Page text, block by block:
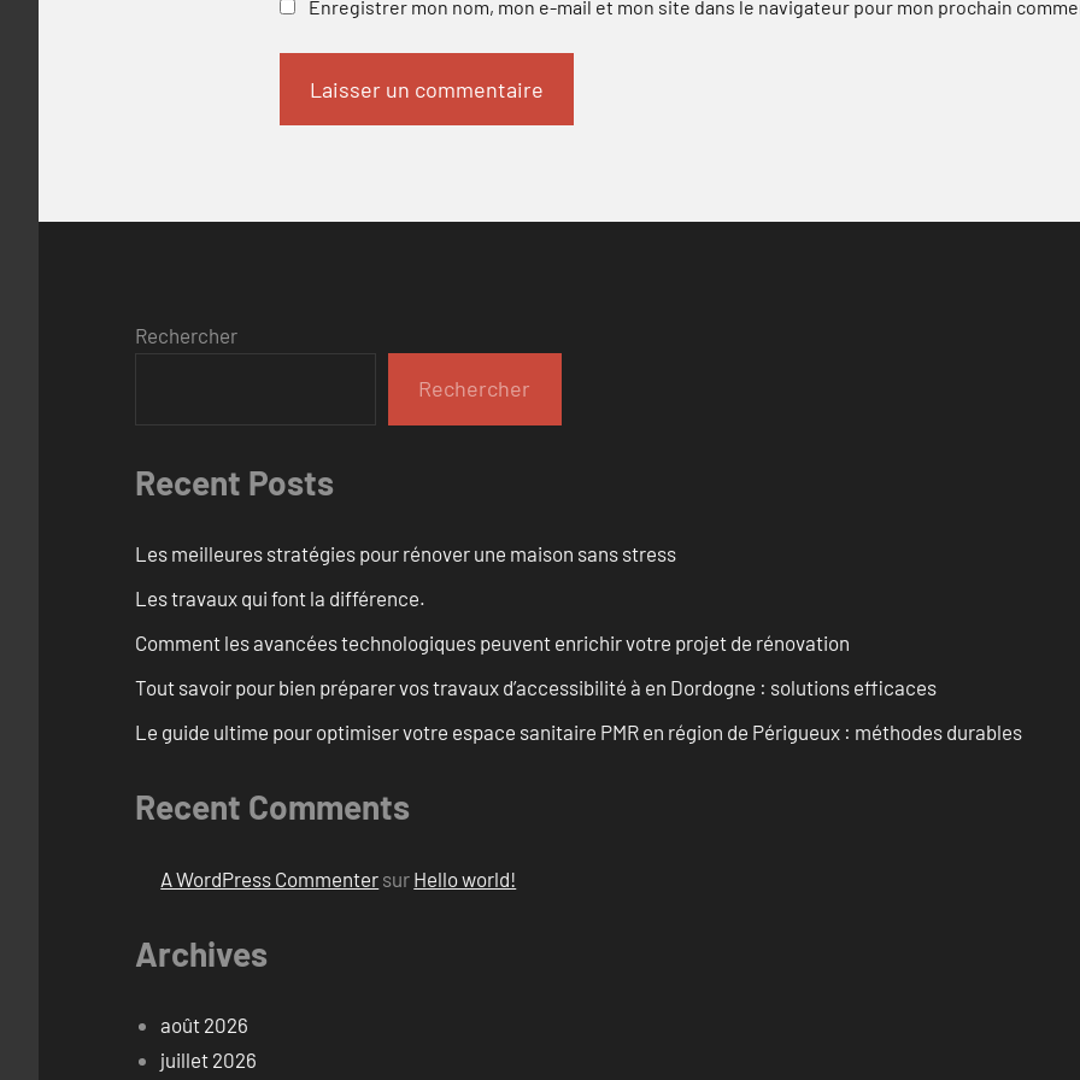
Enregistrer mon nom, mon e-mail et mon site dans le navigateur pour mon prochain
Rechercher
Rechercher
Recent Posts
Les meilleures stratégies pour rénover une maison sans stress
Les travaux qui font la différence.
Comment les avancées technologiques peuvent enrichir votre projet de rénovation
Tout savoir pour bien préparer vos travaux d’accessibilité à en Dordogne : solutions efficaces
Le guide ultime pour optimiser votre espace sanitaire PMR en région de Périgueux : méthodes durables
Recent Comments
A WordPress Commenter sur Hello world!
Archives
août 2026
juillet 2026